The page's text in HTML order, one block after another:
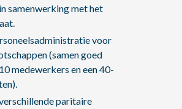
samenwerking met het
voor
(samen goed
medewerkers en een 40-
paritaire